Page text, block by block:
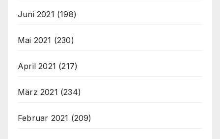
Juni 2021 (198)
Mai 2021 (230)
April 2021 (217)
März 2021 (234)
Februar 2021 (209)